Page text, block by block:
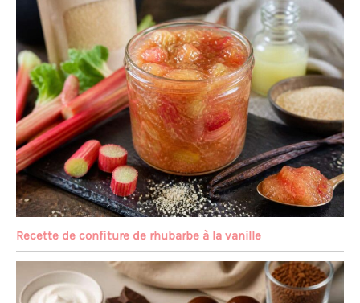
Recette de confiture de rhubarbe à la vanille